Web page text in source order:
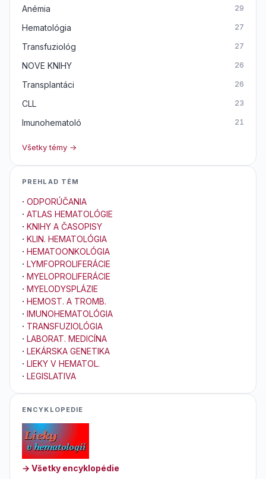
Anémia 29
Hematológia 27
Transfuziológ 27
NOVE KNIHY 26
Transplantáci 26
CLL 23
Imunohematoló 21
Všetky témy →
PREHLAD TÉM
· ODPORÚČANIA
· ATLAS HEMATOLÓGIE
· KNIHY A ČASOPISY
· KLIN. HEMATOLÓGIA
· HEMATOONKOLÓGIA
· LYMFOPROLIFERÁCIE
· MYELOPROLIFERÁCIE
· MYELODYSPLÁZIE
· HEMOST. A TROMB.
· IMUNOHEMATOLÓGIA
· TRANSFUZIOLÓGIA
· LABORAT. MEDICÍNA
· LEKÁRSKA GENETIKA
· LIEKY V HEMATOL.
· LEGISLATIVA
ENCYKLOPEDIE
→ Všetky encyklopédie